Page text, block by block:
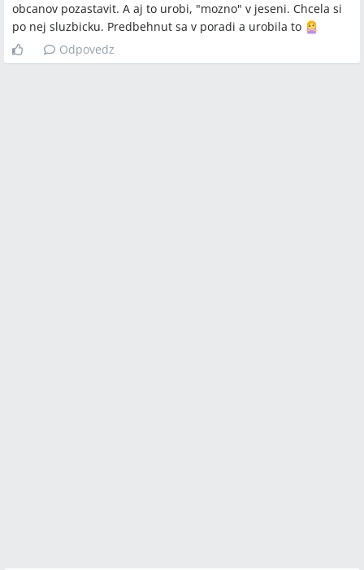
obcanov pozastavit. A aj to urobi, "mozno" v jeseni. Chcela si
po nej sluzbicku. Predbehnut sa v poradi a urobila to
Odpovedz